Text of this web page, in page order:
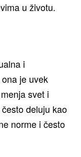
u životu.
i
je uvek
svet i
deluju kao
norme i često